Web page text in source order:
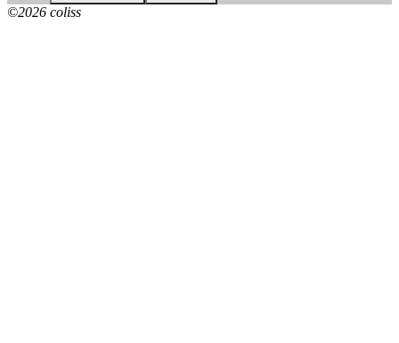
©2026 coliss